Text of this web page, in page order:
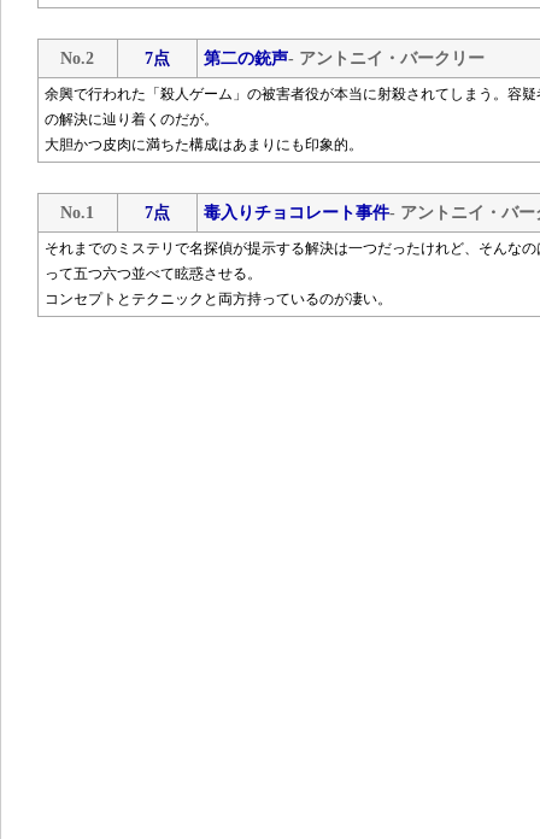
No.2 7点 第二の銃声- アントニイ・バークリー
余興で行われた「殺人ゲーム」の被害者役が本当に射殺されてしまう。容
の解決に辿り着くのだが。
大胆かつ皮肉に満ちた構成はあまりにも印象的。
No.1 7点 毒入りチョコレート事件- アントニイ・バー
それまでのミステリで名探偵が提示する解決は一つだったけれど、そんな
って五つ六つ並べて眩惑させる。
コンセプトとテクニックと両方持っているのが凄い。